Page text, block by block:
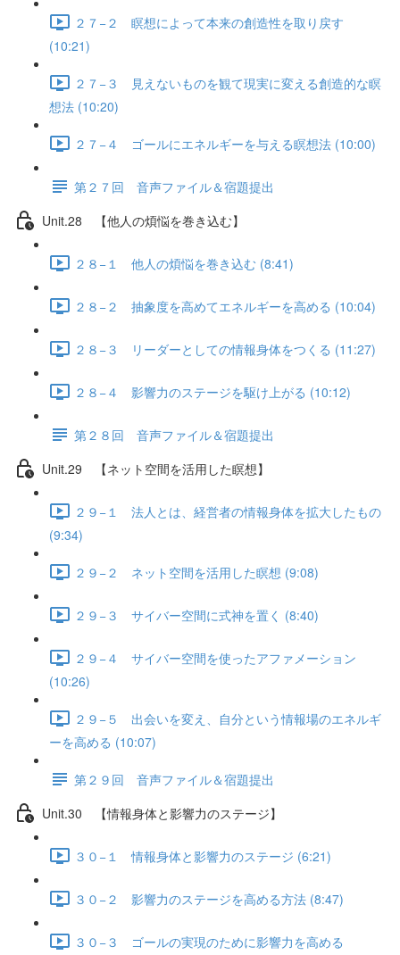
２７−２ 瞑想によって本来の創造性を取り戻す
(10:21)
２７−３ 見えないものを観て現実に変える創造的な瞑
想法 (10:20)
２７−４ ゴールにエネルギーを与える瞑想法 (10:00)
第２７回 音声ファイル＆宿題提出
Unit.28 【他人の煩悩を巻き込む】
２８−１ 他人の煩悩を巻き込む (8:41)
２８−２ 抽象度を高めてエネルギーを高める (10:04)
２８−３ リーダーとしての情報身体をつくる (11:27)
２８−４ 影響力のステージを駆け上がる (10:12)
第２８回 音声ファイル＆宿題提出
Unit.29 【ネット空間を活用した瞑想】
２９−１ 法人とは、経営者の情報身体を拡大したもの
(9:34)
２９−２ ネット空間を活用した瞑想 (9:08)
２９−３ サイバー空間に式神を置く (8:40)
２９−４ サイバー空間を使ったアファメーション
(10:26)
２９−５ 出会いを変え、自分という情報場のエネルギ
ーを高める (10:07)
第２９回 音声ファイル＆宿題提出
Unit.30 【情報身体と影響力のステージ】
３０−１ 情報身体と影響力のステージ (6:21)
３０−２ 影響力のステージを高める方法 (8:47)
３０−３ ゴールの実現のために影響力を高める